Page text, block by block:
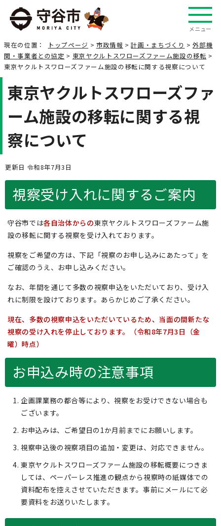
メニュー
現在の位置： トップページ > 市政情報 >計画・まちづくり >外部機
関・事業者との協定 > 東京ヤクルトスワローズファーム施設の移転 >
東京ヤクルトスワローズファーム施設の移転に関する視察について
東京ヤクルトスワローズファ
ーム施設の移転に関する視
察について
更新日 令和8年7月3日
視察受け入れに関するご案内
守谷市では各自治体からの東京ヤクルトスワローズファーム施
設の移転に関する視察を受け入れております。
視察をご希望の方は、下記「視察のお申し込みにあたって」を
ご確認のうえ、お申し込みください。
なお、年間を通じて多数の視察申込をいただいており、受け入
れに制限を設けております。あらかじめご了承ください。
現在、多数の視察申込をいただいているため、当面の間新たな
視察の受け入れを停止しております。（令和8年7月3日（金
曜）時点）
お申込み時の注意事項
企画課業務の都合等により、視察をお受けできない場合も
ございます。
お申込みは、ご希望日の1か月前までにお願いします。
視察申込後の視察項目の追加・変更は、対応できません。
東京ヤクルトスワローズファーム施設の移転概要につきま
しては、ペーパーレス推進の観点から視察時の紙媒体での
資料配布を控えさせていただきます。事前にメールにて必
要資料をお送りいたします。